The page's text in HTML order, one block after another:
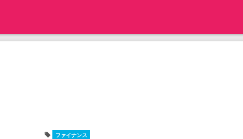
ファイナンス